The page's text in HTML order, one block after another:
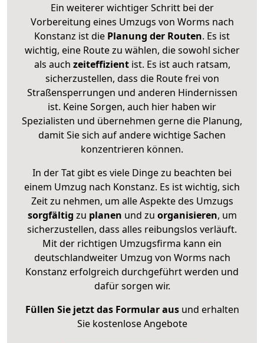
Ein weiterer wichtiger Schritt bei der
Vorbereitung eines Umzugs von Worms nach
Konstanz ist die Planung der Routen. Es ist
wichtig, eine Route zu wählen, die sowohl sicher
als auch zeiteffizientist. Es ist auch ratsam,
sicherzustellen, dass die Route frei von
Straßensperrungen und anderen Hindernissen
ist. Keine Sorgen, auch hier haben wir
Spezialisten und übernehmen gerne die Planung,
damit Sie sich auf andere wichtige Sachen
konzentrieren können.
In der Tat gibt es viele Dinge zu beachten bei
einem Umzug nach Konstanz. Es ist wichtig, sich
Zeit zu nehmen, um alle Aspekte des Umzugs
sorgfältig zu planen und zu organisieren, um
sicherzustellen, dass alles reibungslos verläuft.
Mit der richtigen Umzugsfirma kann ein
deutschlandweiter Umzug von Worms nach
Konstanz erfolgreich durchgeführt werden und
dafür sorgen wir.
Füllen Sie jetzt das Formular ausund erhalten
Sie kostenlose Angebote